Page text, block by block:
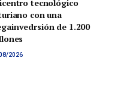
tecnológico
con una
de 1.200
2026